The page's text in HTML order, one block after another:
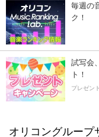
毎週の
ク！
試写会
ト！
プレゼン
オリコングループ